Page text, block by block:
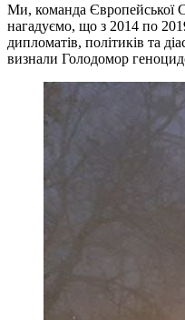
Ми, команда Європейської
нагадуємо, що з 2014 по
дипломатів, політиків та
визнали Голодомор